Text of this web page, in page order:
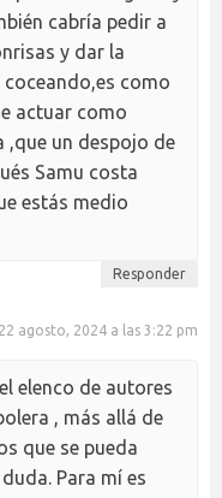
cabría pedir a
y dar la
como
actuar como
,que un despojo de
Samu costa
estás medio
Responder
22 agosto, 2024 a las 3:22 pm
elenco de autores
, más allá de
que se pueda
Para mí es